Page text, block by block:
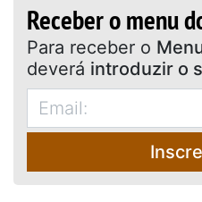
Receber o menu
Para receber o
deverá introduzir o